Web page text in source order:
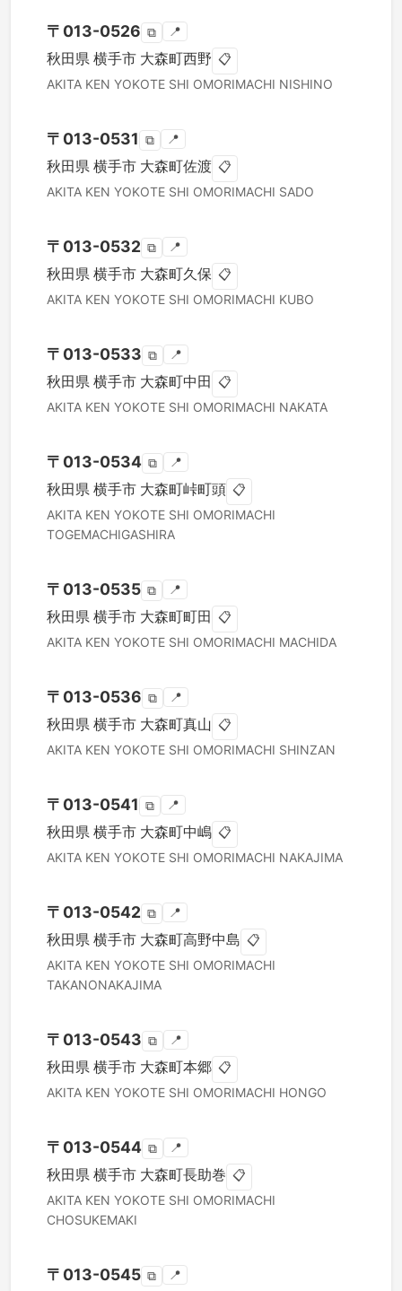
〒 013-0526 ⧉ 📍
秋田県 横手市 大森町西野 📋
AKITA KEN YOKOTE SHI OMORIMACHI NISHINO
〒 013-0531 ⧉ 📍
秋田県 横手市 大森町佐渡 📋
AKITA KEN YOKOTE SHI OMORIMACHI SADO
〒 013-0532 ⧉ 📍
秋田県 横手市 大森町久保 📋
AKITA KEN YOKOTE SHI OMORIMACHI KUBO
〒 013-0533 ⧉ 📍
秋田県 横手市 大森町中田 📋
AKITA KEN YOKOTE SHI OMORIMACHI NAKATA
〒 013-0534 ⧉ 📍
秋田県 横手市 大森町峠町頭 📋
AKITA KEN YOKOTE SHI OMORIMACHI
TOGEMACHIGASHIRA
〒 013-0535 ⧉ 📍
秋田県 横手市 大森町町田 📋
AKITA KEN YOKOTE SHI OMORIMACHI MACHIDA
〒 013-0536 ⧉ 📍
秋田県 横手市 大森町真山 📋
AKITA KEN YOKOTE SHI OMORIMACHI SHINZAN
〒 013-0541 ⧉ 📍
秋田県 横手市 大森町中嶋 📋
AKITA KEN YOKOTE SHI OMORIMACHI NAKAJIMA
〒 013-0542 ⧉ 📍
秋田県 横手市 大森町高野中島 📋
AKITA KEN YOKOTE SHI OMORIMACHI
TAKANONAKAJIMA
〒 013-0543 ⧉ 📍
秋田県 横手市 大森町本郷 📋
AKITA KEN YOKOTE SHI OMORIMACHI HONGO
〒 013-0544 ⧉ 📍
秋田県 横手市 大森町長助巻 📋
AKITA KEN YOKOTE SHI OMORIMACHI
CHOSUKEMAKI
〒 013-0545 ⧉ 📍